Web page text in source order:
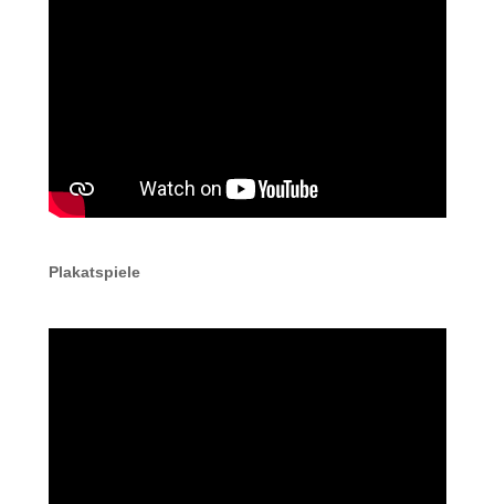
Plakatspiele